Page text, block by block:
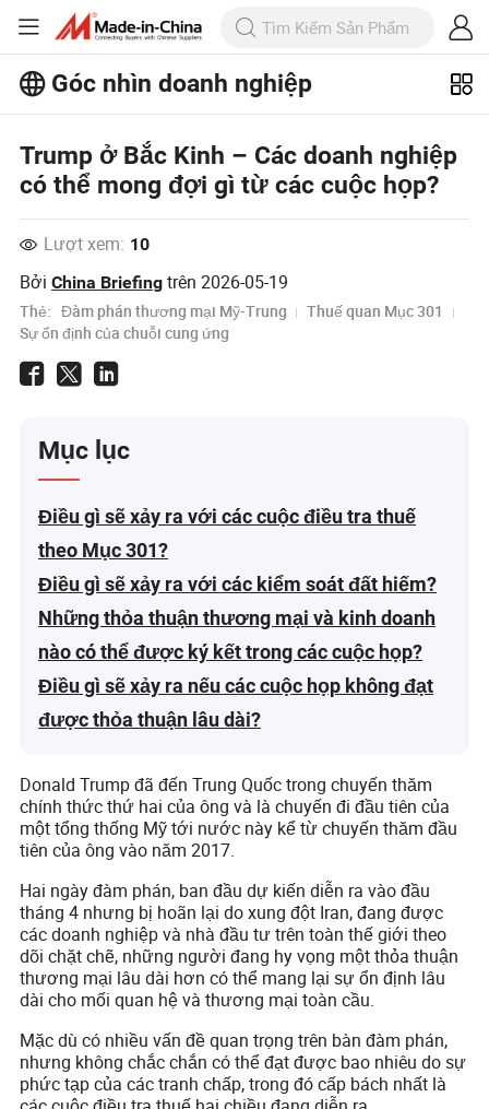
Góc nhìn doanh nghiệp
trên Business Insights!
Xem Thêm
Trump ở Bắc Kinh – Các doanh nghiệp
có thể mong đợi gì từ các cuộc họp?
Lượt xem: 10
BởiChina Briefing trên2026-05-19
Thẻ: Đàm phán thương mại Mỹ-Trung
Thuế quan Mục 301
Sự ổn định của chuỗi cung ứng
Mục lục
Điều gì sẽ xảy ra với các cuộc điều tra thuế
theo Mục 301?
Điều gì sẽ xảy ra với các kiểm soát đất hiếm?
Những thỏa thuận thương mại và kinh doanh
nào có thể được ký kết trong các cuộc họp?
Điều gì sẽ xảy ra nếu các cuộc họp không đạt
được thỏa thuận lâu dài?
Donald Trump đã đến Trung Quốc trong chuyến thăm
chính thức thứ hai của ông và là chuyến đi đầu tiên của
một tổng thống Mỹ tới nước này kể từ chuyến thăm đầu
tiên của ông vào năm 2017.
Hai ngày đàm phán, ban đầu dự kiến diễn ra vào đầu
tháng 4 nhưng bị hoãn lại do xung đột Iran, đang được
các doanh nghiệp và nhà đầu tư trên toàn thế giới theo
dõi chặt chẽ, những người đang hy vọng một thỏa thuận
thương mại lâu dài hơn có thể mang lại sự ổn định lâu
dài cho mối quan hệ và thương mại toàn cầu.
Mặc dù có nhiều vấn đề quan trọng trên bàn đàm phán,
nhưng không chắc chắn có thể đạt được bao nhiêu do sự
phức tạp của các tranh chấp, trong đó cấp bách nhất là